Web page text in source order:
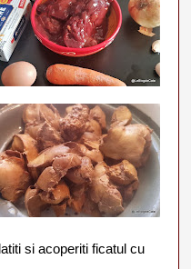
si acoperiti ficatul cu